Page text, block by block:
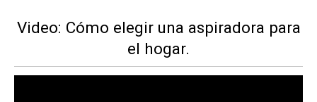
Video: Cómo elegir una aspiradora para
el hogar.